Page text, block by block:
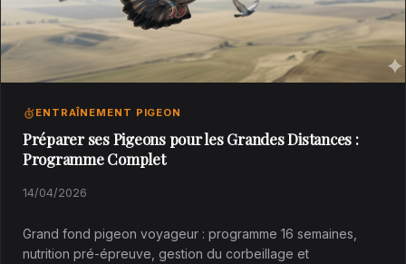
ENTRAÎNEMENT PIGEON
Préparer ses Pigeons pour les Grandes Distances :
Programme Complet
14/04/2026
Grand fond pigeon voyageur : programme 16 semaines,
nutrition pré-épreuve, gestion du corbeillage et